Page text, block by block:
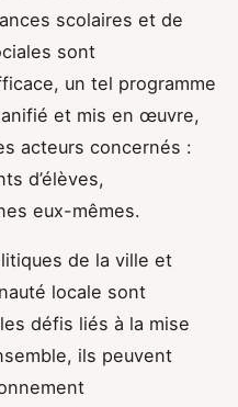
scolaires et de
sont
un tel programme
et mis en œuvre,
acteurs concernés :
d’élèves,
eux-mêmes.
de la ville et
locale sont
défis liés à la mise
ils peuvent